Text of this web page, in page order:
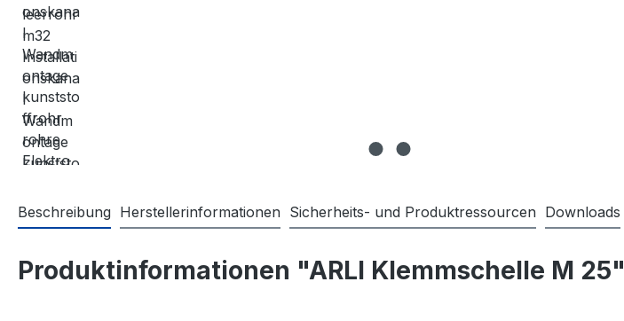
Beschreibung Herstellerinformationen Sicherheits- und Produktressourcen Downloads
Produktinformationen "ARLI Klemmschelle M 25"